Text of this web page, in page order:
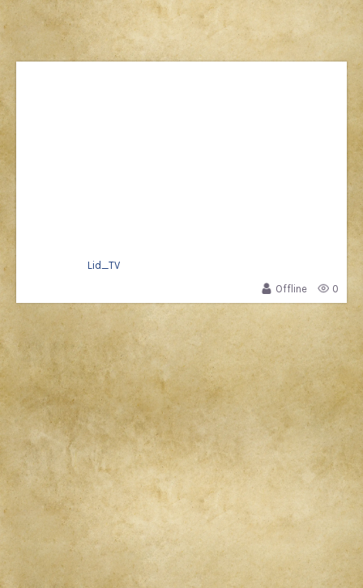
Lid_TV
Offline
0